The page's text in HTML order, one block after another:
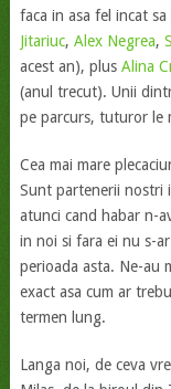
faca in asa fel incat
Jitariuc, Alex Negrea,
acest an), plus Alina
(anul trecut). Unii
pe parcurs, tuturor le
Cea mai mare
Sunt partenerii nostri
atunci cand habar n-
in noi si fara ei nu s-
perioada asta. Ne-au
exact asa cum ar
termen lung.
Langa noi, de ceva